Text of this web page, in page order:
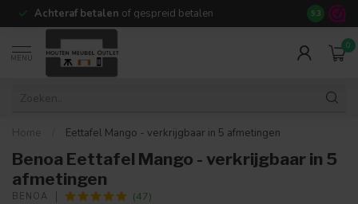
Achteraf betalen of gespreid betalen 14 dagen
9.3
MENU
0
Home Eettafel Mango - verkrijgbaar in 5 afmetingen
Benoa Eettafel Mango - verkrijgbaar in 5
afmetingen
BENOA (47)